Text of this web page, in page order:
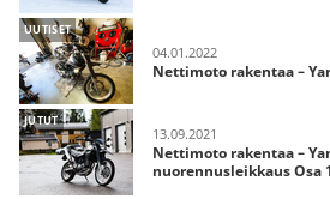
UUTISET
04.01.2022
Nettimoto rakentaa –
JUTUT
13.09.2021
Nettimoto rakentaa –
nuorennusleikkaus Osa 1